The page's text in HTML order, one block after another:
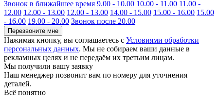
Звонок в ближайшее время 9.00 - 10.00 10.00 - 11.00 11.00 -
12.00 12.00 - 13.00 12.00 - 13.00 14.00 - 15.00 15.00 - 16.00 15.00
- 16.00 19.00 - 20.00 Звонок после 20.00
Перезвоните мне
Нажимая кнопку, вы соглашаетесь с Условиями обработки
персональных данных. Мы не собираем ваши данные в
рекламных целях и не передаём их третьим лицам.
Мы получили вашу заявку
Наш менеджер позвонит вам по номеру для уточнения
деталей.
Всё понятно